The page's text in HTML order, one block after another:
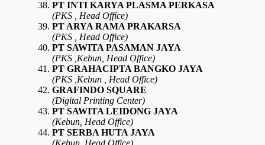
PT INTI KARYA PLASMA PERKASA
(PKS , Head Office)
PT ARYA RAMA PRAKARSA
(PKS , Head Office)
PT SAWITA PASAMAN JAYA
(PKS ,Kebun, Head Office)
PT GRAHACIPTA BANGKO JAYA
(PKS ,Kebun , Head Office)
GRAFINDO SQUARE
(Digital Printing Center)
PT SAWITA LEIDONG JAYA
(Kebun, Head Office)
PT SERBA HUTA JAYA